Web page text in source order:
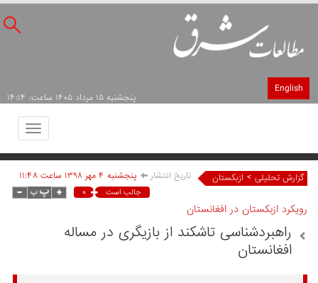
English
پنجشنبه ۱۵ مرداد ۱۴۰۵ ساعت: ۱۴:۱۴
Toggle
گزارش تحلیلی > ازبکستان تاریخ انتشار پنجشنبه ۴ مهر ۱۳۹۸ ساعت ۱۱:۴۸
جالب است ۰
رویکرد ازبکستان در افغانستان
راهبردشناسی تاشکند از بازیگری در مساله
افغانستان